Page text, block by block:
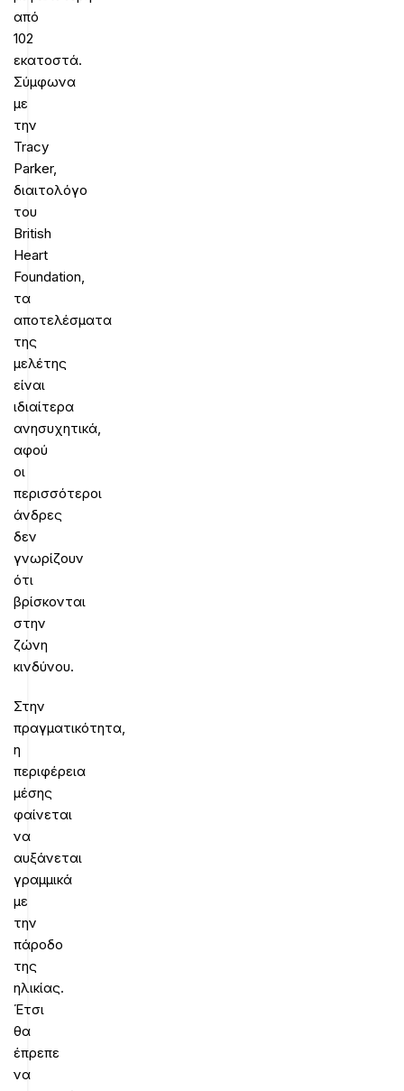
από
102
εκατοστά.
Σύμφωνα
με
την
Tracy
Parker,
διαιτολόγο
του
British
Heart
Foundation,
τα
αποτελέσματα
της
μελέτης
είναι
ιδιαίτερα
ανησυχητικά,
αφού
οι
περισσότεροι
άνδρες
δεν
γνωρίζουν
ότι
βρίσκονται
στην
ζώνη
κινδύνου.
Στην
πραγματικότητα,
η
περιφέρεια
μέσης
φαίνεται
να
αυξάνεται
γραμμικά
με
την
πάροδο
της
ηλικίας.
Έτσι
θα
έπρεπε
να